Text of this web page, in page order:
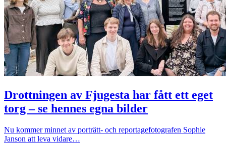
Drottningen av Fjugesta har fått ett eget
torg – se hennes egna bilder
Nu kommer minnet av porträtt- och reportagefotografen Sophie
Janson att leva vidare…